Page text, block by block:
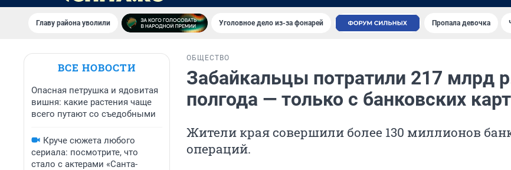
Главу района уволили Уголовное дело из-за фонарей Пропала девочка
ВСЕ НОВОСТИ
Опасная петрушка и ядовитая
вишня: какие растения чаще
всего путают со съедобными
Круче сюжета любого
сериала: посмотрите, что
стало с актерами «Санта-
ОБЩЕСТВО
Забайкальцы потратили 217 млрд
полгода — только с банковских карт
Жители края совершили более 130 миллионов
операций.